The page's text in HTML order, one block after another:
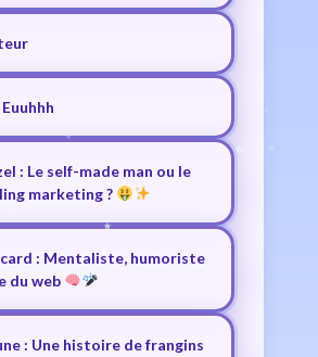
: Le self-made man ou le
marketing ?
: Mentaliste, humoriste
du web
: Une histoire de frangins